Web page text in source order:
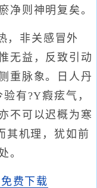
净则神明复矣。
，非关感冒外
无益，反致引动
重脉象。日人丹
有?Y瘕痃气，
不可以迟概为寒
其机理，犹如前
。
费下载